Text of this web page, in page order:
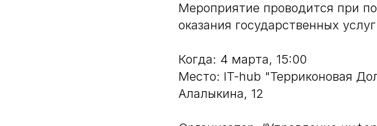
Мероприятие проводится при
оказания государственных
Когда: 4 марта, 15:00
Место: IT-hub "Терриконовая
Алалыкина, 12